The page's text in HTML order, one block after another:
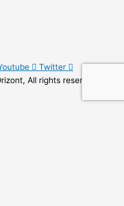
Twitter
All rights reserved.